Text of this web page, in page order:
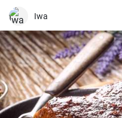
speculoos com um recheio
para a época de inverno. Não
Natal.
Iwa